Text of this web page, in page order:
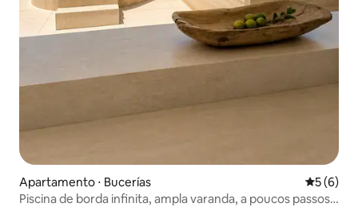
Apartamento ⋅ Bucerías 5 de
5 (6)
Piscina de borda infinita, ampla varanda, a poucos passos